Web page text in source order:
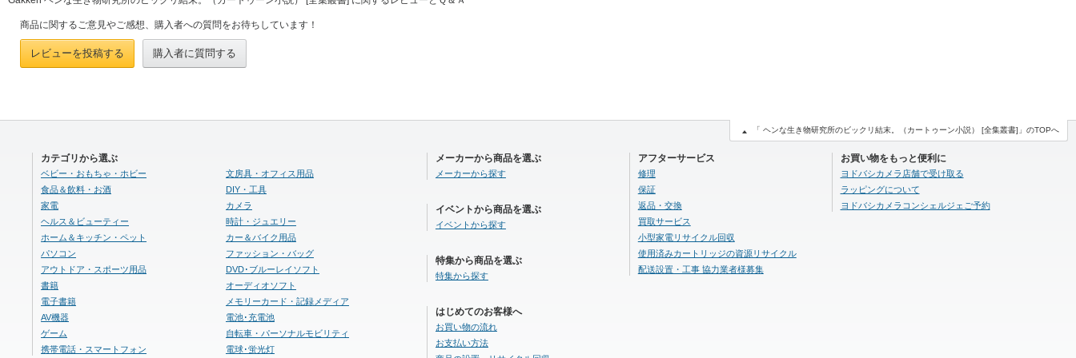
商品に関するご意見やご感想、購入者への質問をお待ちしています！
レビューを投稿する 購入者に質問する
カテゴリから選ぶ
ベビー・おもちゃ・ホビー
食品＆飲料・お酒
家電
ヘルス＆ビューティー
ホーム＆キッチン・ペット
パソコン
アウトドア・スポーツ用品
書籍
電子書籍
AV機器
ゲーム
携帯電話・スマートフォン
文房具・オフィス用品
DIY・工具
カメラ
時計・ジュエリー
カー＆バイク用品
ファッション・バッグ
DVD･ブルーレイソフト
オーディオソフト
メモリーカード・記録メディア
電池･充電池
自転車・パーソナルモビリティ
電球･蛍光灯
メーカーから商品を選ぶ
メーカーから探す
イベントから商品を選ぶ
イベントから探す
特集から商品を選ぶ
特集から探す
はじめてのお客様へ
お買い物の流れ
お支払い方法
アフターサービス
修理
保証
返品・交換
買取サービス
小型家電リサイクル回収
使用済みカートリッジの資源リサイクル
配送設置・工事 協力業者様募集
お買い物をもっと便利に
ヨドバシカメラ店舗で受け取る
ラッピングについて
ヨドバシカメラコンシェルジェご予約
「 ヘンな生き物研究所のビックリ結末。（カートゥーン小説） [全集叢書]」のTOPへ